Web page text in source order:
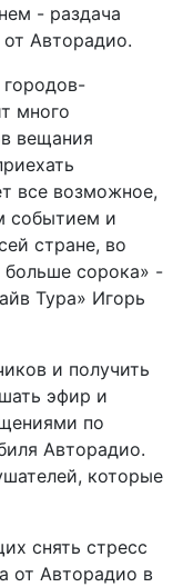
- раздача
Авторадио.
много
вещания
все возможное,
событием и
стране, во
больше сорока» -
Тура» Игорь
и получить
эфир и
по
Авторадио.
которые
снять стресс
от Авторадио в